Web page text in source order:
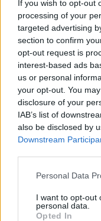
If you wish to opt-out
processing of your
targeted advertising
section to confirm
opt-out request is
interest-based ads
us or personal
your opt-out. You
disclosure of your
IAB’s list of
also be disclosed by
Downstream
Personal Data
I want to opt-out
personal data.
Opted In
#SomTricolors
Noticias
FCA
El
FCA